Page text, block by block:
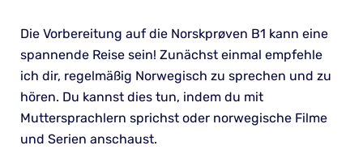
Die Vorbereitung auf die Norskprøven B1 kann eine
spannende Reise sein! Zunächst einmal empfehle
ich dir, regelmäßig Norwegisch zu sprechen und zu
hören. Du kannst dies tun, indem du mit
Muttersprachlern sprichst oder norwegische Filme
und Serien anschaust.